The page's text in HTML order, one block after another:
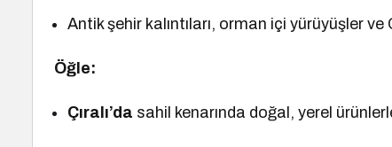
Antik şehir kalıntıları, orman içi yürüyüşler
Öğle:
Çıralı’da sahil kenarında doğal, yerel